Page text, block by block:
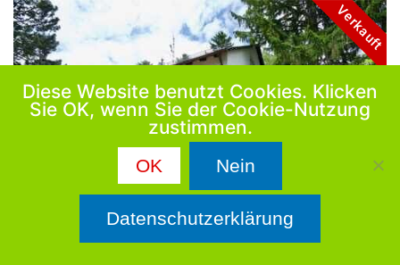
Verkauft
Diese Website benutzt Cookies. Klicken
Sie OK, wenn Sie der Cookie-Nutzung
zustimmen.
OK Nein
Datenschutzerklärung